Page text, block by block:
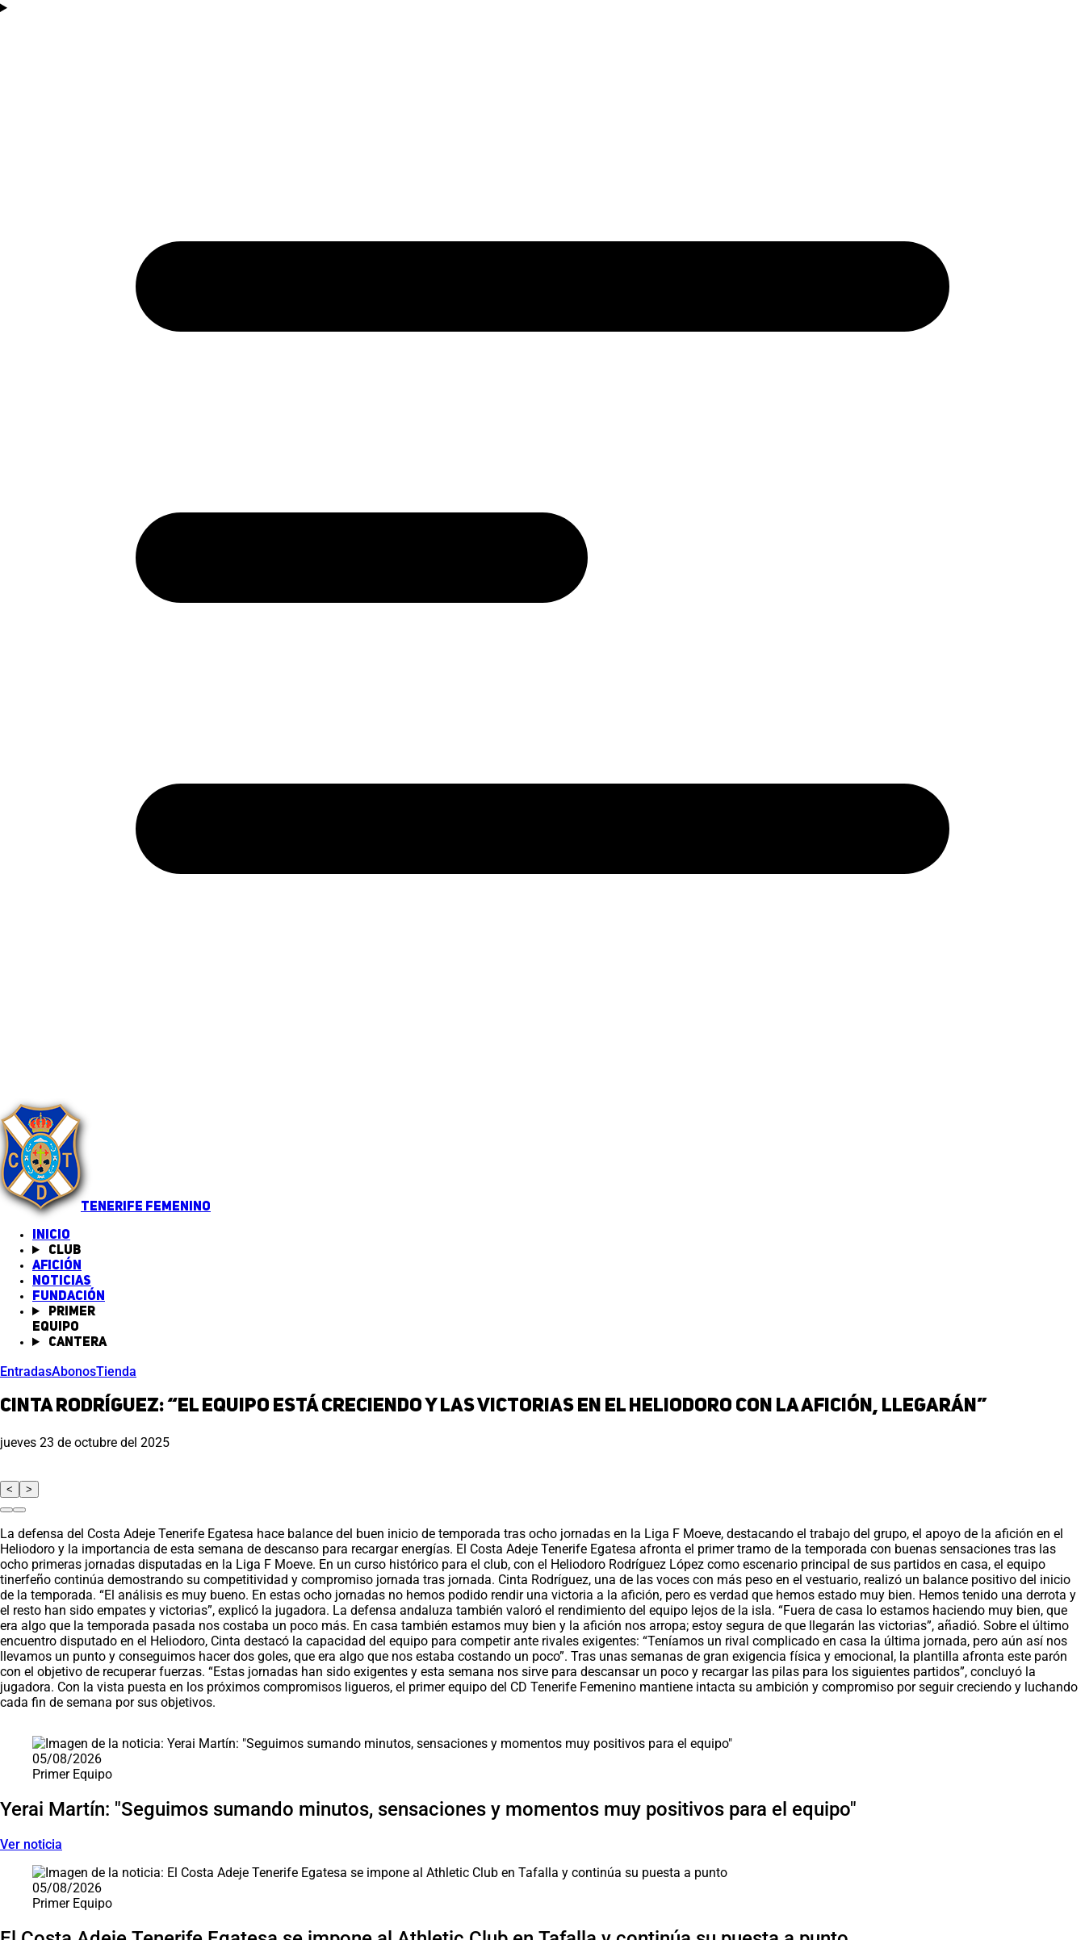
TENERIFE FEMENINO
INICIO
Club
Afición
Noticias
Fundación
Primer
equipo
Cantera
EntradasAbonosTienda
Cinta Rodríguez: “El equipo está creciendo y las victorias en el Heliodoro con la afición, llegarán”
jueves 23 de octubre del 2025
< >
La defensa del Costa Adeje Tenerife Egatesa hace balance del buen inicio de temporada tras ocho jornadas en la Liga F Moeve, destacando el trabajo del grupo, el apoyo de la afición en el
Heliodoro y la importancia de esta semana de descanso para recargar energías. El Costa Adeje Tenerife Egatesa afronta el primer tramo de la temporada con buenas sensaciones tras las
ocho primeras jornadas disputadas en la Liga F Moeve. En un curso histórico para el club, con el Heliodoro Rodríguez López como escenario principal de sus partidos en casa, el equipo
tinerfeño continúa demostrando su competitividad y compromiso jornada tras jornada. Cinta Rodríguez, una de las voces con más peso en el vestuario, realizó un balance positivo del inicio
de la temporada. “El análisis es muy bueno. En estas ocho jornadas no hemos podido rendir una victoria a la afición, pero es verdad que hemos estado muy bien. Hemos tenido una derrota y
el resto han sido empates y victorias”, explicó la jugadora. La defensa andaluza también valoró el rendimiento del equipo lejos de la isla. “Fuera de casa lo estamos haciendo muy bien, que
era algo que la temporada pasada nos costaba un poco más. En casa también estamos muy bien y la afición nos arropa; estoy segura de que llegarán las victorias”, añadió. Sobre el último
encuentro disputado en el Heliodoro, Cinta destacó la capacidad del equipo para competir ante rivales exigentes: “Teníamos un rival complicado en casa la última jornada, pero aún así nos
llevamos un punto y conseguimos hacer dos goles, que era algo que nos estaba costando un poco”. Tras unas semanas de gran exigencia física y emocional, la plantilla afronta este parón
con el objetivo de recuperar fuerzas. “Estas jornadas han sido exigentes y esta semana nos sirve para descansar un poco y recargar las pilas para los siguientes partidos”, concluyó la
jugadora. Con la vista puesta en los próximos compromisos ligueros, el primer equipo del CD Tenerife Femenino mantiene intacta su ambición y compromiso por seguir creciendo y luchando
cada fin de semana por sus objetivos.
05/08/2026
Primer Equipo
Yerai Martín: "Seguimos sumando minutos, sensaciones y momentos muy positivos para el equipo"
Ver noticia
05/08/2026
Primer Equipo